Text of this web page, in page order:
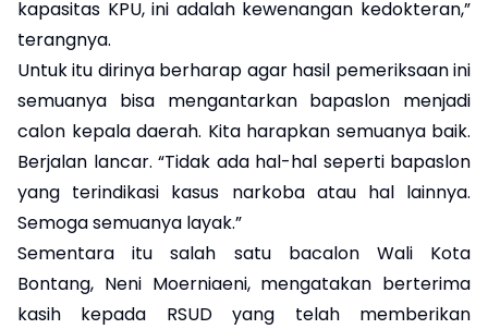
kapasitas KPU, ini adalah kewenangan kedokteran,”
terangnya.
Untuk itu dirinya berharap agar hasil pemeriksaan ini
semuanya bisa mengantarkan bapaslon menjadi
calon kepala daerah. Kita harapkan semuanya baik.
Berjalan lancar. “Tidak ada hal-hal seperti bapaslon
yang terindikasi kasus narkoba atau hal lainnya.
Semoga semuanya layak.”
Sementara itu salah satu bacalon Wali Kota
Bontang, Neni Moerniaeni, mengatakan berterima
kasih kepada RSUD yang telah memberikan